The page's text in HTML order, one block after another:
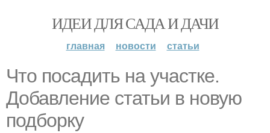
ИДЕИ ДЛЯ САДА И ДАЧИ
главная новости статьи
Что посадить на участке.
Добавление статьи в новую
подборку